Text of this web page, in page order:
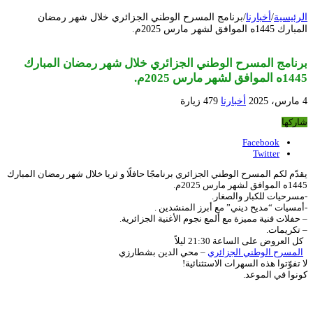
الرئيسية/ أخبارنا/برنامج المسرح الوطني الجزائري خلال شهر رمضان
المبارك 1445ه الموافق لشهر مارس 2025م.
برنامج المسرح الوطني الجزائري خلال شهر رمضان المبارك
1445ه الموافق لشهر مارس 2025م.
4 مارس، 2025 أخبارنا 479 زيارة
شاركها
Facebook
Twitter
يقدّم لكم المسرح الوطني الجزائري برنامجًا حافلًا و ثريا خلال شهر رمضان المبارك
1445ه الموافق لشهر مارس 2025م.
-مسرحيات للكبار والصغار.
-أمسيات “مديح ديني” مع أبرز المنشدين .
– حفلات فنية مميزة مع ألمع نجوم الأغنية الجزائرية.
– تكريمات.
كل العروض على الساعة 21:30 ليلاً
المسرح الوطني الجزائري – محي الدين بشطارزي
لا تفوّتوا هذه السهرات الاستثنائية!
كونوا في الموعد.